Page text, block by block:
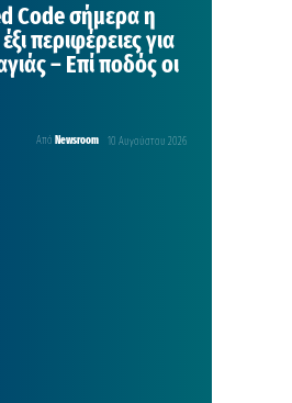
Code σήμερα η
περιφέρειες για
– Επί ποδός οι
Από Newsroom 10 Αυγούστου 2026